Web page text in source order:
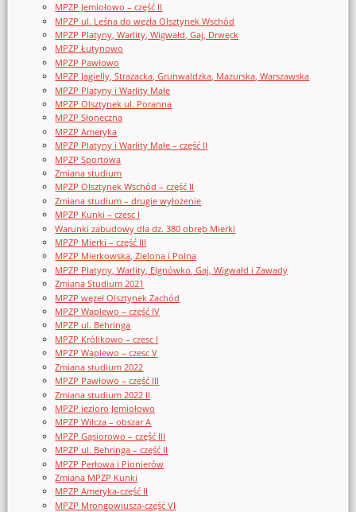
MPZP Jemiołowo – część II
MPZP ul. Leśna do węzła Olsztynek Wschód
MPZP Platyny, Warlity, Wigwałd, Gaj, Drwęck
MPZP Łutynowo
MPZP Pawłowo
MPZP Jagielly, Strazacka, Grunwaldzka, Mazurska, Warszawska
MPZP Platyny i Warlity Małe
MPZP Olsztynek ul. Poranna
MPZP Słoneczna
MPZP Ameryka
MPZP Platyny i Warlity Małe – część II
MPZP Sportowa
Zmiana studium
MPZP Olsztynek Wschód – część II
Zmiana studium – drugie wyłożenie
MPZP Kunki – czesc I
Warunki zabudowy dla dz. 380 obręb Mierki
MPZP Mierki – część III
MPZP Mierkowska, Zielona i Polna
MPZP Platyny, Warlity, Elgnówko, Gaj, Wigwałd i Zawady
Zmiana Studium 2021
MPZP węzeł Olsztynek Zachód
MPZP Waplewo – część IV
MPZP ul. Behringa
MPZP Królikowo – czesc I
MPZP Waplewo – czesc V
Zmiana studium 2022
MPZP Pawłowo – część III
Zmiana studium 2022 II
MPZP jezioro Jemiołowo
MPZP Wilcza – obszar A
MPZP Gąsiorowo – część III
MPZP ul. Behringa – część II
MPZP Perłowa i Pionierów
Zmiana MPZP Kunki
MPZP Ameryka-część II
MPZP Mrongowiusza-część VI